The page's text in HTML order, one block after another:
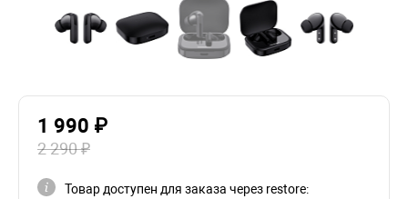
1 990 ₽
2 290 ₽
Товар доступен для заказа через restore: